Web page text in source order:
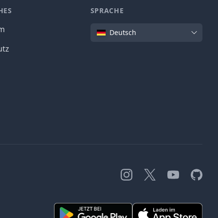
SPRACHE
SpracheDeutsch
Instagram
X YouTubeGitHub